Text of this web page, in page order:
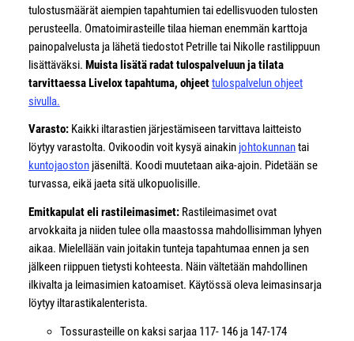
tulostusmäärät aiempien tapahtumien tai edellisvuoden tulosten
perusteella. Omatoimirasteille tilaa hieman enemmän karttoja
painopalvelusta ja lähetä tiedostot Petrille tai Nikolle rastilippuun
lisättäväksi. Muista lisätä radat tulospalveluun ja tilata
tarvittaessa Livelox tapahtuma, ohjeettulospalvelun ohjeet
sivulla.
Varasto: Kaikki iltarastien järjestämiseen tarvittava laitteisto
löytyy varastolta. Ovikoodin voit kysyä ainakin johtokunnantai
kuntojaostonjäseniltä. Koodi muutetaan aika-ajoin. Pidetään se
turvassa, eikä jaeta sitä ulkopuolisille.
Emitkapulat eli rastileimasimet: Rastileimasimet ovat
arvokkaita ja niiden tulee olla maastossa mahdollisimman lyhyen
aikaa. Mielellään vain joitakin tunteja tapahtumaa ennen ja sen
jälkeen riippuen tietysti kohteesta. Näin vältetään mahdollinen
ilkivalta ja leimasimien katoamiset. Käytössä oleva leimasinsarja
löytyy iltarastikalenterista.
Tossurasteille on kaksi sarjaa 117- 146 ja 147-174